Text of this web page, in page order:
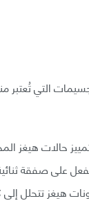
التي تُعتبر
حالات هيغز
على صفقة
هيغز تتحلل إلى